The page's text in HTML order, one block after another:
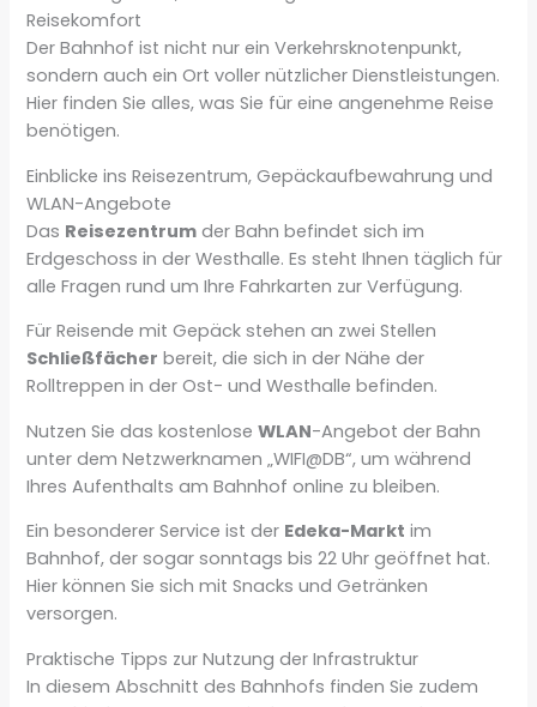
Reisekomfort
Der Bahnhof ist nicht nur ein Verkehrsknotenpunkt,
sondern auch ein Ort voller nützlicher Dienstleistungen.
Hier finden Sie alles, was Sie für eine angenehme Reise
benötigen.
Einblicke ins Reisezentrum, Gepäckaufbewahrung und
WLAN-Angebote
Das Reisezentrum der Bahn befindet sich im
Erdgeschoss in der Westhalle. Es steht Ihnen täglich für
alle Fragen rund um Ihre Fahrkarten zur Verfügung.
Für Reisende mit Gepäck stehen an zwei Stellen
Schließfächer bereit, die sich in der Nähe der
Rolltreppen in der Ost- und Westhalle befinden.
Nutzen Sie das kostenloseWLAN-Angebot der Bahn
unter dem Netzwerknamen „WIFI@DB“, um während
Ihres Aufenthalts am Bahnhof online zu bleiben.
Ein besonderer Service ist der Edeka-Markt im
Bahnhof, der sogar sonntags bis 22 Uhr geöffnet hat.
Hier können Sie sich mit Snacks und Getränken
versorgen.
Praktische Tipps zur Nutzung der Infrastruktur
In diesem Abschnitt des Bahnhofs finden Sie zudem